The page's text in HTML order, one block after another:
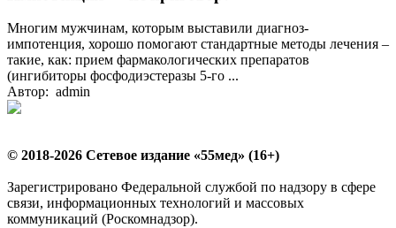
Многим мужчинам, которым выставили диагноз-
импотенция, хорошо помогают стандартные методы лечения –
такие, как: прием фармакологических препаратов
(ингибиторы фосфодиэстеразы 5-го ...
Автор: admin
© 2018-2026 Сетевое издание «55мед» (16+)
Зарегистрировано Федеральной службой по надзору в сфере
связи, информационных технологий и массовых
коммуникаций (Роскомнадзор).